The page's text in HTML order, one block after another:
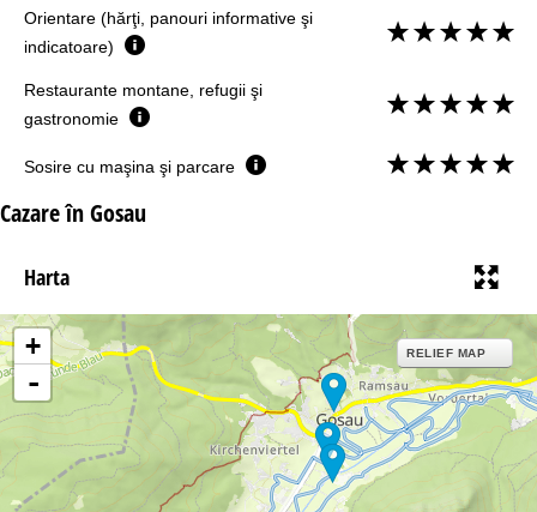
Orientare (hărţi, panouri informative şi
indicatoare)
Restaurante montane, refugii şi
gastronomie
Sosire cu maşina şi parcare
Cazare în Gosau
Harta
+
-
RELIEF MAP